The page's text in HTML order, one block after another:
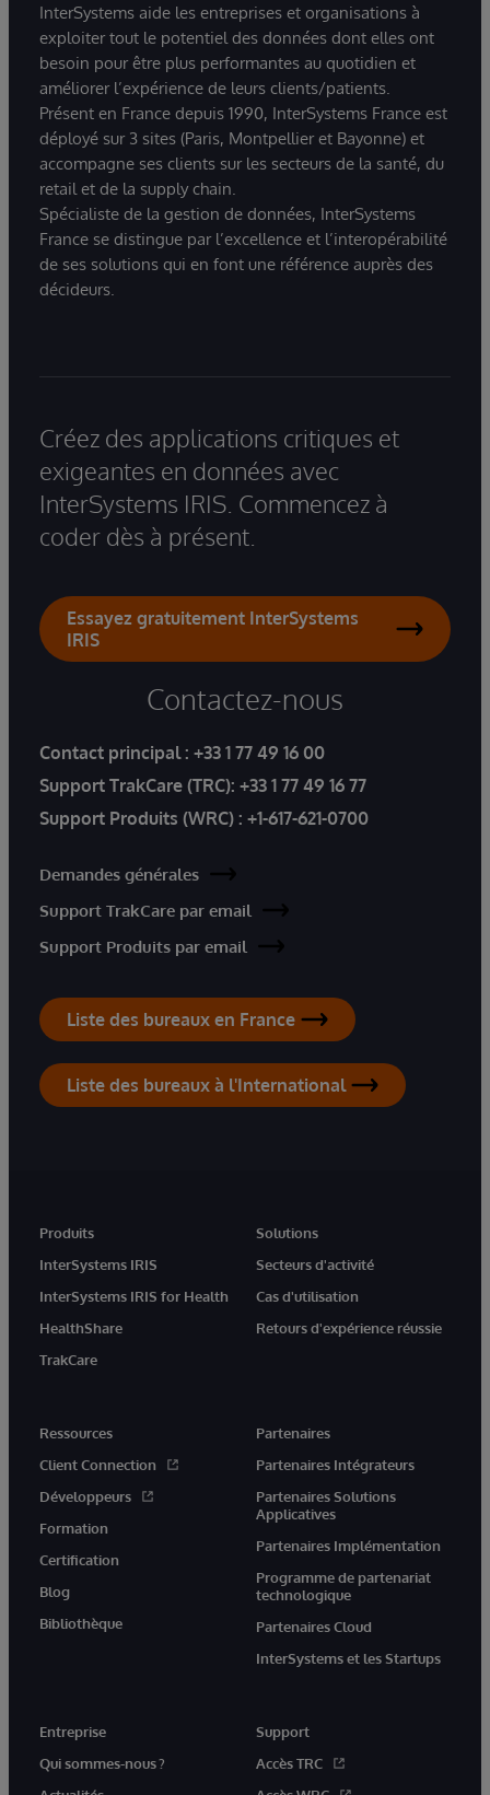
InterSystems aide les entreprises et organisations à
exploiter tout le potentiel des données dont elles ont
besoin pour être plus performantes au quotidien et
améliorer l’expérience de leurs clients/patients.
Présent en France depuis 1990, InterSystems France est
déployé sur 3 sites (Paris, Montpellier et Bayonne) et
accompagne ses clients sur les secteurs de la santé, du
retail et de la supply chain.
Spécialiste de la gestion de données, InterSystems
France se distingue par l’excellence et l’interopérabilité
de ses solutions qui en font une référence auprès des
décideurs.
Créez des applications critiques et
exigeantes en données avec
InterSystems IRIS. Commencez à
coder dès à présent.
Essayez gratuitement InterSystems
IRIS
Contactez-nous
Contact principal : +33 1 77 49 16 00
Support TrakCare (TRC): +33 1 77 49 16 77
Support Produits (WRC) : +1-617-621-0700
Demandes générales
Support TrakCare par email
Support Produits par email
Liste des bureaux en France
Liste des bureaux à l'International
Produits
InterSystems IRIS
InterSystems IRIS for Health
HealthShare
TrakCare
Solutions
Secteurs d'activité
Cas d'utilisation
Retours d'expérience réussie
Ressources
Client Connection
Développeurs
Formation
Certification
Blog
Bibliothèque
Partenaires
Partenaires Intégrateurs
Partenaires Solutions
Applicatives
Partenaires Implémentation
Programme de partenariat
technologique
Partenaires Cloud
InterSystems et les Startups
Entreprise
Qui sommes-nous ?
Support
Accès TRC